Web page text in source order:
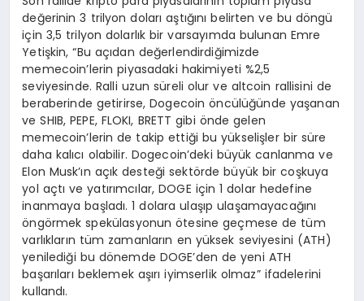
değerinin 3 trilyon doları aştığını belirten ve bu döngü
için 3,5 trilyon dolarlık bir varsayımda bulunan Emre
Yetişkin, “Bu açıdan değerlendirdiğimizde
memecoin’lerin piyasadaki hakimiyeti %2,5
seviyesinde. Ralli uzun süreli olur ve altcoin rallisini de
beraberinde getirirse, Dogecoin öncülüğünde yaşanan
ve SHIB, PEPE, FLOKI, BRETT gibi önde gelen
memecoin’lerin de takip ettiği bu yükselişler bir süre
daha kalıcı olabilir. Dogecoin’deki büyük canlanma ve
Elon Musk’ın açık desteği sektörde büyük bir coşkuya
yol açtı ve yatırımcılar, DOGE için 1 dolar hedefine
inanmaya başladı. 1 dolara ulaşıp ulaşamayacağını
öngörmek spekülasyonun ötesine geçmese de tüm
varlıkların tüm zamanların en yüksek seviyesini (ATH)
yenilediği bu dönemde DOGE’den de yeni ATH
başarıları beklemek aşırı iyimserlik olmaz” ifadelerini
kullandı.